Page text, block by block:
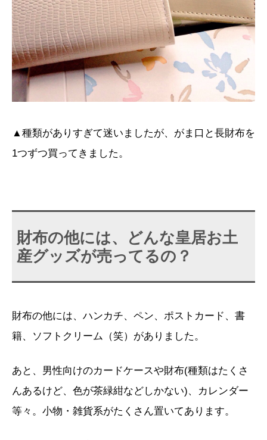
▲種類がありすぎて迷いましたが、がま口と長財布を
1つずつ買ってきました。
財布の他には、どんな皇居お土
産グッズが売ってるの？
財布の他には、ハンカチ、ペン、ポストカード、書
籍、ソフトクリーム（笑）がありました。
あと、男性向けのカードケースや財布(種類はたくさ
んあるけど、色が茶緑紺などしかない)、カレンダー
等々。小物・雑貨系がたくさん置いてあります。